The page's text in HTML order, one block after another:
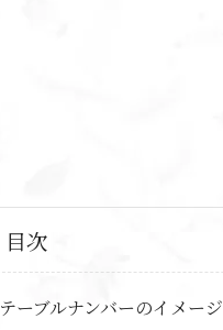
目次
テーブルナンバーのイメージ